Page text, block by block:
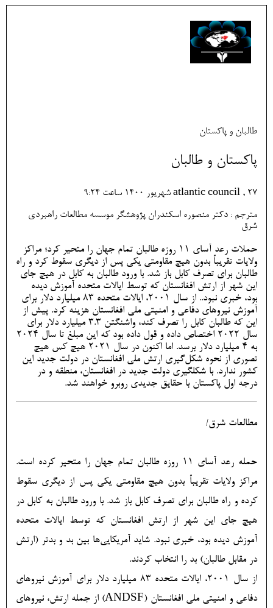
طالبان و پاکستان
پاکستان و طالبان
atlantic council , 27 شهريور 1400 ساعت 9:24
مترجم : دکتر منصوره اسکندران پژوهشگر موسسه مطالعات راهبردی
شرق
حملات رعد آسای 11 روزه طالبان تمام جهان را متحیر کرد؛ مراکز
ولایات تقریباً بدون هیچ مقاومتی یکی پس از دیگری سقوط کرد و راه
طالبان برای تصرف کابل باز شد. با ورود طالبان به کابل در هیچ جای
این شهر از ارتش افغانستان که توسط ایالات متحده آموزش دیده
بود، خبری نبود.. از سال 2001، ایالات متحده 83 میلیارد دلار برای
آموزش نیروهای دفاعی و امنیتی ملی افغانستان هزینه کرد. پیش از
این که طالبان کابل را تصرف کند، واشنگتن 3.3 میلیارد دلار برای
سال 2022 اختصاص داده و قول داده بود که این مبلغ تا سال 2024
به 4 میلیارد دلار برسد. اما اکنون در سال 2021 هیچ کس هیچ
تصوری از نحوه شکل‌‏گیری ارتش ملی افغانستان در دولت جدید این
کشور ندارد. با شکل‎گیری دولت جدید در افغانستان، منطقه و در
درجه اول پاکستان با حقایق جدیدی روبرو خواهند شد.
مطالعات شرق/
حمله رعد آسای 11 روزه طالبان تمام جهان را متحیر کرده است.
مراکز ولایات تقریباً بدون هیچ مقاومتی یکی پس از دیگری سقوط
کرده و راه طالبان برای تصرف کابل باز شد. با ورود طالبان به کابل در
هیچ جای این شهر از ارتش افغانستان که توسط ایالات متحده
آموزش دیده بود، خبری نبود. شاید آمریکایی‏‌ها بین بد و بدتر (ارتش
در مقابل طالبان) بد را انتخاب کردند.
از سال 2001، ایالات متحده 83 میلیارد دلار برای آموزش نیروهای
دفاعی و امنیتی ملی افغانستان (ANDSF) از جمله ارتش، نیروهای